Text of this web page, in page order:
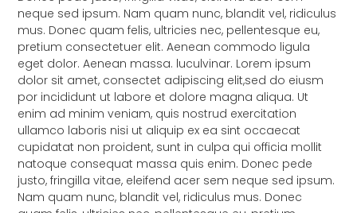
neque sed ipsum. Nam quam nunc, blandit vel, ridiculus
mus. Donec quam felis, ultricies nec, pellentesque eu,
pretium consectetuer elit. Aenean commodo ligula
eget dolor. Aenean massa. luculvinar. Lorem ipsum
dolor sit amet, consectet adipiscing elit,sed do eiusm
por incididunt ut labore et dolore magna aliqua. Ut
enim ad minim veniam, quis nostrud exercitation
ullamco laboris nisi ut aliquip ex ea sint occaecat
cupidatat non proident, sunt in culpa qui officia mollit
natoque consequat massa quis enim. Donec pede
justo, fringilla vitae, eleifend acer sem neque sed ipsum.
Nam quam nunc, blandit vel, ridiculus mus. Donec